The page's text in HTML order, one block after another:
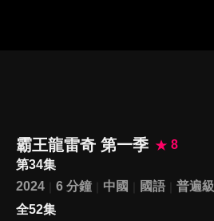
霸王龍雷奇 第一季
8
第34集
2024
6 分鐘 中國 國語
普遍級
全52集